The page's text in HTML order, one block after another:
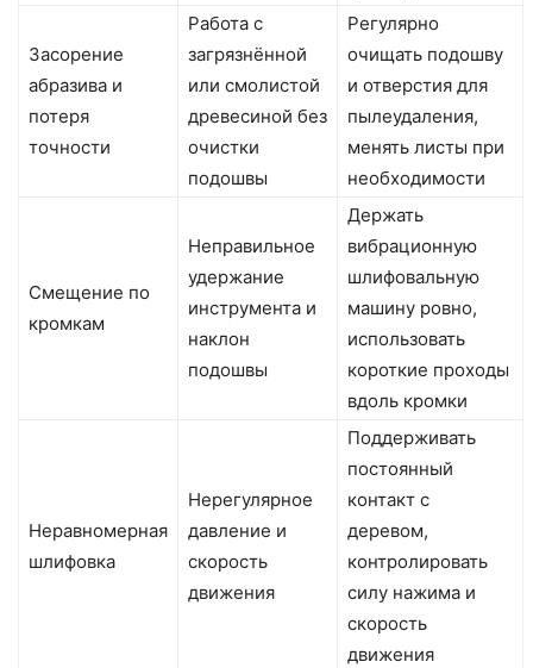
Засорение
абразива и
потеря
точности
Работа с
загрязнённой
или смолистой
древесиной без
очистки
подошвы
Регулярно
очищать подошву
и отверстия для
пылеудаления,
менять листы при
необходимости
Смещение по
кромкам
Неправильное
удержание
инструмента и
наклон
подошвы
Держать
вибрационную
шлифовальную
машину ровно,
использовать
короткие проходы
вдоль кромки
Неравномерная
шлифовка
Нерегулярное
давление и
скорость
движения
Поддерживать
постоянный
контакт с
деревом,
контролировать
силу нажима и
скорость
движения